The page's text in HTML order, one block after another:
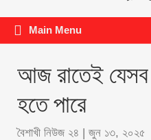
Main Menu
আজ রাতেই যেসব
হতে পারে
বৈশাখী নিউজ ২৪ | জুন ১৩, ২০২৫